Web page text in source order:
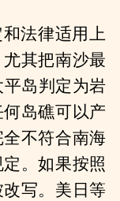
法律适用上
其把南沙最
岛判定为岩
岛礁可以产
不符合南海
。如果按照
写。美日等